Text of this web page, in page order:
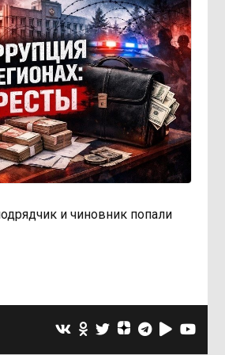
и чиновник попали